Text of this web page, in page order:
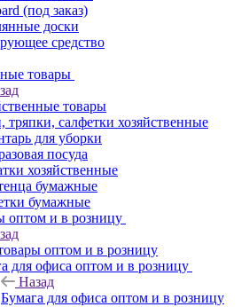
(под заказ)
доски
средство
товары
товары
тряпки, салфетки хозяйственные
для уборки
посуда
хозяйственные
бумажные
бумажные
оптом и в розницу
оптом и в розницу
для офиса оптом и в розницу
Назад
Бумага для офиса оптом и в розницу